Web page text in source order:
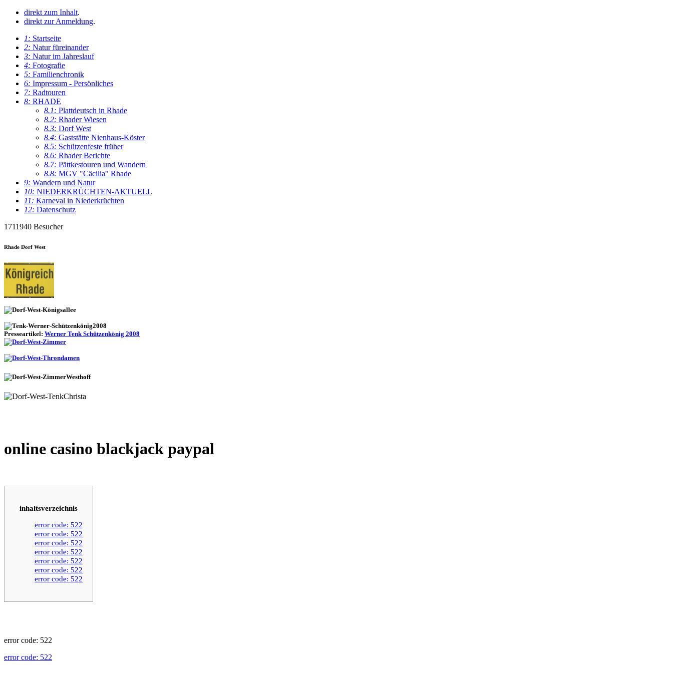
direkt zum Inhalt.
direkt zur Anmeldung.
1: Startseite
2: Natur füreinander
3: Natur im Jahreslauf
4: Fotografie
5: Familienchronik
6: Impressum - Persönliches
7: Radtouren
8: RHADE
8.1: Plattdeutsch in Rhade
8.2: Rhader Wiesen
8.3: Dorf West
8.4: Gaststätte Nienhaus-Köster
8.5: Schützenfeste früher
8.6: Rhader Berichte
8.7: Pättkestouren und Wandern
8.8: MGV "Cäcilia" Rhade
9: Wandern und Natur
10: NIEDERKRÜCHTEN-AKTUELL
11: Karneval in Niederkrüchten
12: Datenschutz
1711940 Besucher
Rhade Dorf West
Presseartikel: Werner Tenk Schützenkönig 2008
online casino blackjack paypal
inhaltsverzeichnis
error code: 522
error code: 522
error code: 522
error code: 522
error code: 522
error code: 522
error code: 522
error code: 522
error code: 522